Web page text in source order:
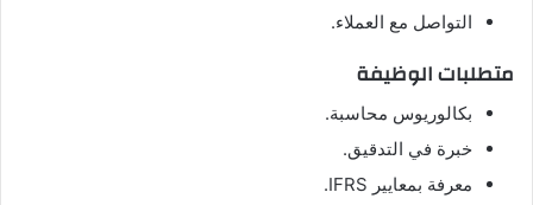
التواصل مع العملاء.
متطلبات الوظيفة
بكالوريوس محاسبة.
خبرة في التدقيق.
معرفة بمعايير IFRS.